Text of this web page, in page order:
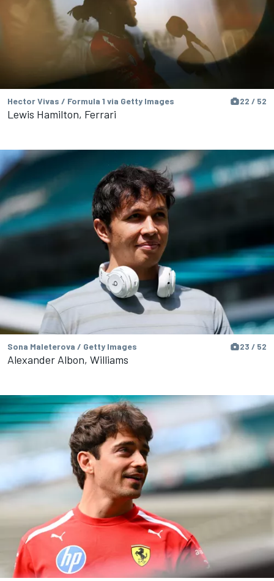
Hector Vivas / Formula 1 via Getty Images 22 / 52
Lewis Hamilton, Ferrari
Sona Maleterova / Getty Images 23 / 52
Alexander Albon, Williams